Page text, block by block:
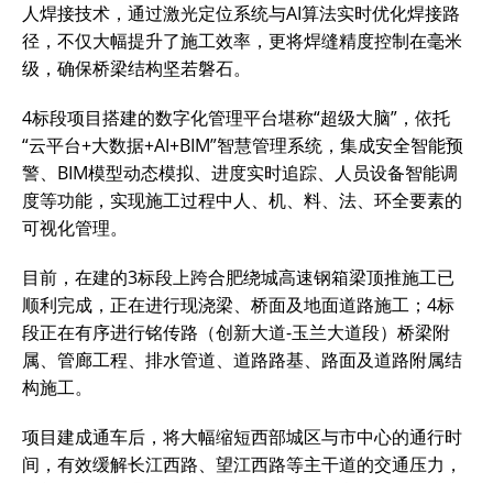
人焊接技术，通过激光定位系统与AI算法实时优化焊接路
径，不仅大幅提升了施工效率，更将焊缝精度控制在毫米
级，确保桥梁结构坚若磐石。
4标段项目搭建的数字化管理平台堪称“超级大脑”，依托
“云平台+大数据+AI+BIM”智慧管理系统，集成安全智能预
警、BIM模型动态模拟、进度实时追踪、人员设备智能调
度等功能，实现施工过程中人、机、料、法、环全要素的
可视化管理。
目前，在建的3标段上跨合肥绕城高速钢箱梁顶推施工已
顺利完成，正在进行现浇梁、桥面及地面道路施工；4标
段正在有序进行铭传路（创新大道-玉兰大道段）桥梁附
属、管廊工程、排水管道、道路路基、路面及道路附属结
构施工。
项目建成通车后，将大幅缩短西部城区与市中心的通行时
间，有效缓解长江西路、望江西路等主干道的交通压力，